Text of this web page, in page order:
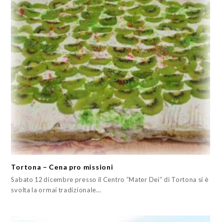
Tortona – Cena pro missioni
Sabato 12 dicembre presso il Centro “Mater Dei” di Tortona si è
svolta la ormai tradizionale…